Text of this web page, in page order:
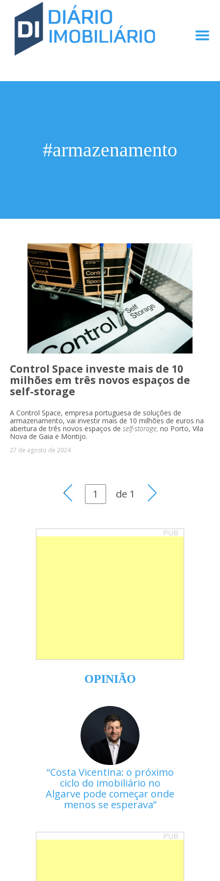
#armazenamento
Control Space investe mais de 10
milhões em três novos espaços de
self-storage
A Control Space, empresa portuguesa de soluções de
armazenamento, vai investir mais de 10 milhões de euros na
abertura de três novos espaços de self-storage, no Porto, Vila
Nova de Gaia e Montijo.
27 de agosto de 2024
de 1
PUB
OPINIÃO
Costa Vicentina: o próximo
ciclo do imobiliário no
Algarve pode começar onde
menos se esperava
PUB